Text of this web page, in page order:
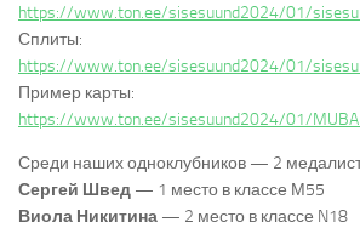
https://www.ton.ee/sisesuund2024/01/
Сплиты:
https://www.ton.ee/sisesuund2024/01/
Пример карты:
https://www.ton.ee/sisesuund2024/01/
Среди наших одноклубников — 2
Сергей Швед — 1 место в классе М55
Виола Никитина — 2 место в классе N18